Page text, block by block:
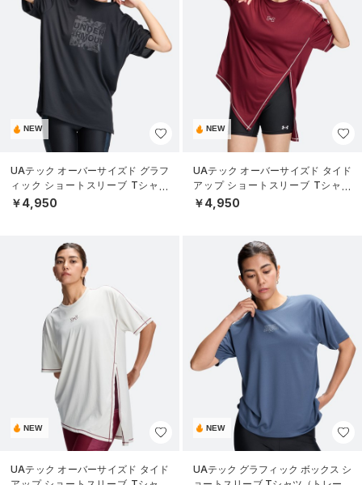
NEW
UAテック オーバーサイズド グラフ
ィック ショートスリーブ Tシャツ
（トレーニング/WOMEN）
￥4,950
NEW
UAテック オーバーサイズド タイド
アップ ショートスリーブ Tシャツ
（トレーニング/WOMEN）
￥4,950
NEW
UAテック オーバーサイズド タイド
NEW
UAテック グラフィック ボックス シ